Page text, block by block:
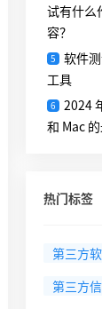
试有什么
容？
5
软件
工具
6
2024
和 Mac
热门标签
第三方
第三方